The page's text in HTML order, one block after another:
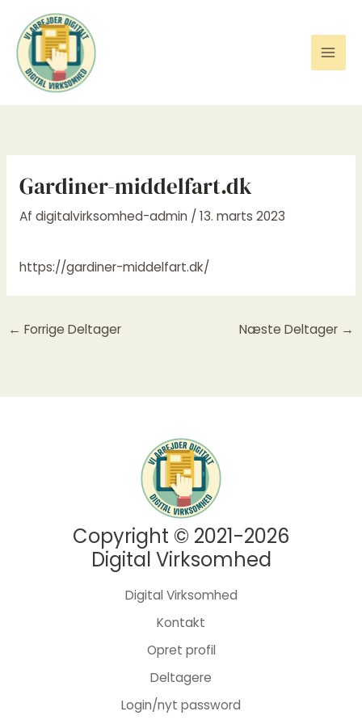
indholdet
Gardiner-middelfart.dk
Af digitalvirksomhed-admin / 13. marts 2023
https://gardiner-middelfart.dk/
← Forrige Deltager Næste Deltager →
Copyright © 2021-2026
Digital Virksomhed
Digital Virksomhed
Kontakt
Opret profil
Deltagere
Login/nyt password